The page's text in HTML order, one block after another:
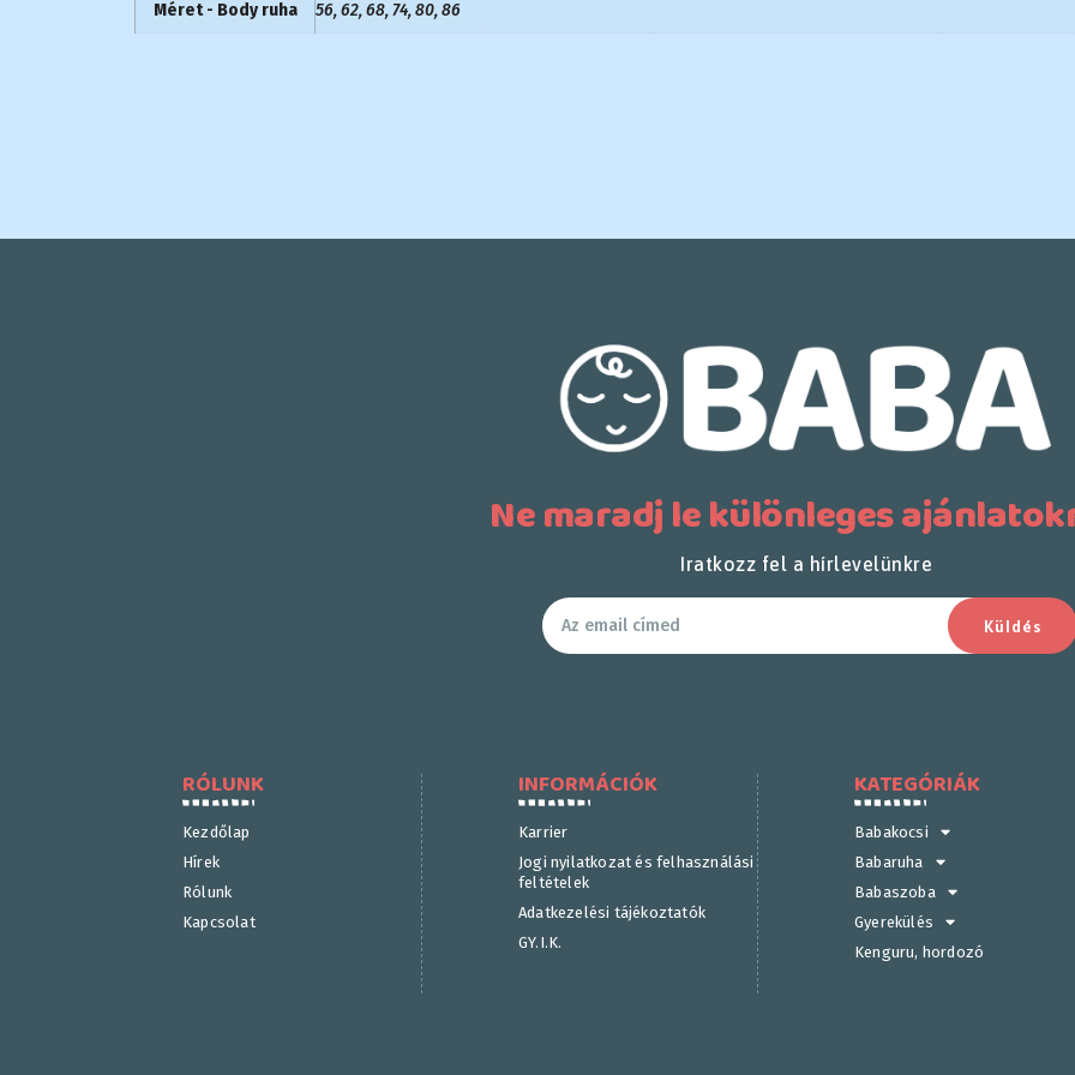
Méret - Body ruha 56, 62, 68, 74, 80, 86
Ne maradj le különleges
Iratkozz fel a hírlevelünkre
Küldés
RÓLUNK
Kezdőlap
Hírek
Rólunk
Kapcsolat
INFORMÁCIÓK
Karrier
Jogi nyilatkozat és felhasználási
feltételek
Adatkezelési tájékoztatók
GY.I.K.
KATEGÓRIÁK
Babakocsi
Babaruha
Babaszoba
Gyerekülés
Kenguru, hordozó